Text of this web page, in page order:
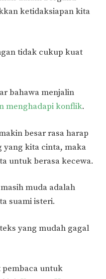
ketidaksiapan kita
tidak cukup kuat
bahawa menjalin
menghadapi konflik.
besar rasa harap
yang kita cinta, maka
untuk berasa kecewa.
muda adalah
suami isteri.
yang mudah gagal
pembaca untuk